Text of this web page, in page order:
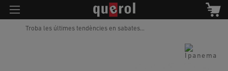
Troba les últimes tendències en sabates...